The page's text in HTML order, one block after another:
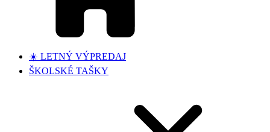
☀️ LETNÝ VÝPREDAJ
ŠKOLSKÉ TAŠKY